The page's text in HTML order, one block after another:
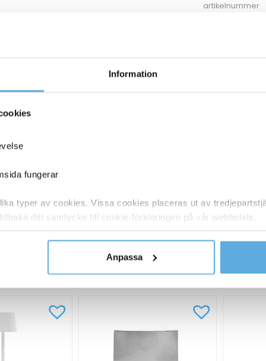
Information
fungerar
typer av cookies. Vissa cookies placeras ut av
ditt samtycke till cookie-förklaringen på vår webbplats.
Anpassa
artikelnummer
Lasertoner HP 219A 1200 sidor W2193A Magenta
1 2
ANDRA KÖPTE